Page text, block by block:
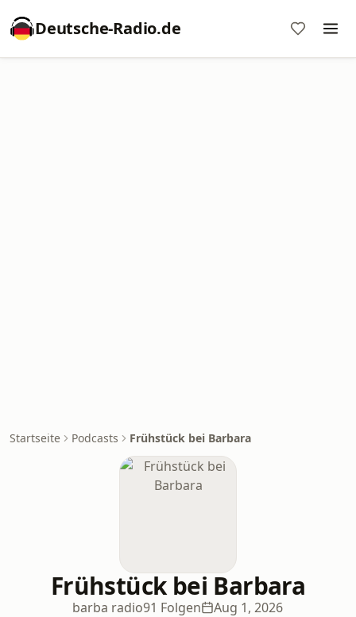
Deutsche-Radio.de
Startseite Podcasts Frühstück bei Barbara
Frühstück bei Barbara
barba radio91 Folgen Aug 1, 2026